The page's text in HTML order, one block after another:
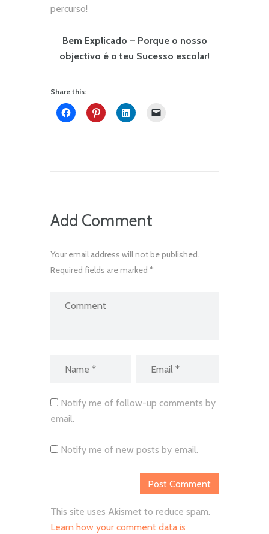
percurso!
Bem Explicado – Porque o nosso
objectivo é o teu Sucesso escolar!
Share this:
Add Comment
Your email address will not be published.
Required fields are marked *
Notify me of follow-up comments by
email.
Notify me of new posts by email.
This site uses Akismet to reduce spam.
Learn how your comment data is